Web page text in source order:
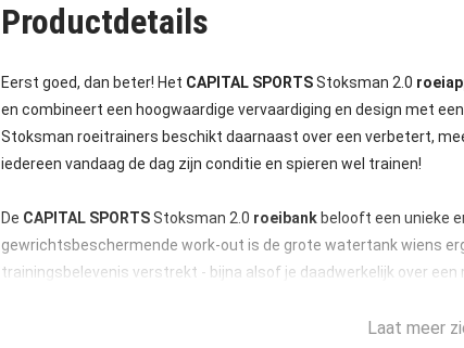
Productdetails
Eerst goed, dan beter! Het CAPITAL SPORTSStoksman 2.0
en combineert een hoogwaardige vervaardiging en design met
Stoksman roeitrainers beschikt daarnaast over een verbetert,
iedereen vandaag de dag zijn conditie en spieren wel trainen!
De CAPITAL SPORTSStoksman 2.0 roeibank belooft een unieke
gewrichtsbeschermende work-out is de grote watertank wiens
trainingsbelevenis verstrekt - bijna alsof je daadwerkelijk over
alsof je de peddel zo diep mogelijk onderdompelt. De weerstand
Laat meer